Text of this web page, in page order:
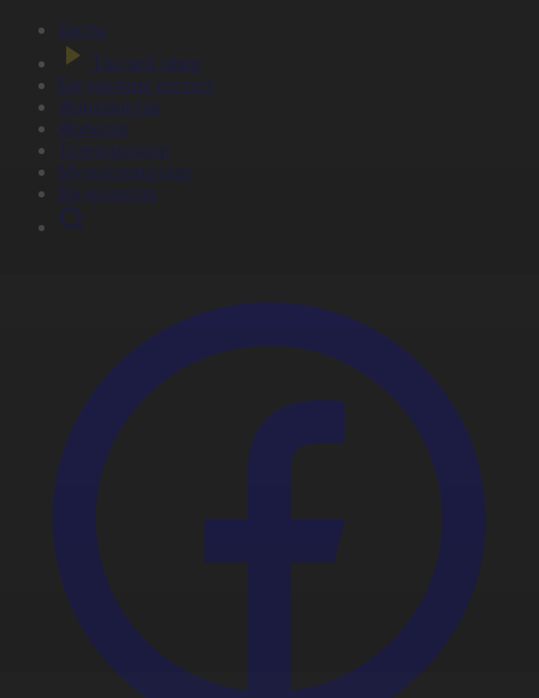
Басты
Тікелей эфир
Бағдарлама кестесі
Жаңалықтар
Жобалар
Телехикаялар
Мультсериалдар
Видеоархив